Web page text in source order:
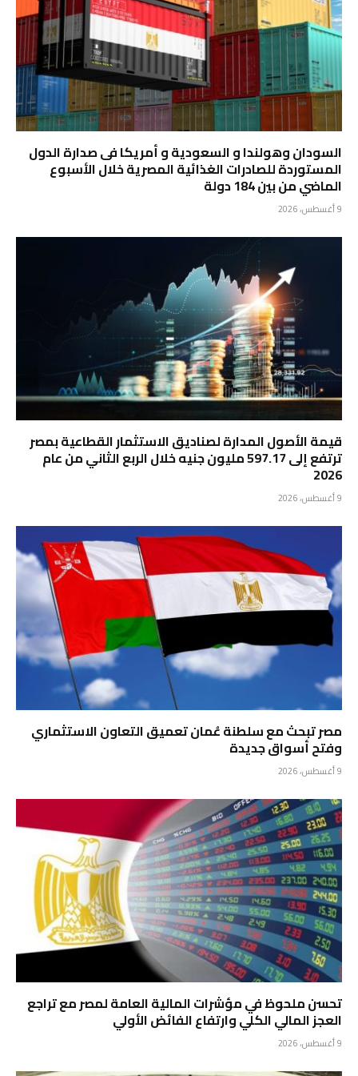
السودان وهولندا و السعودية و أمريكا فى صدارة الدول
المستوردة للصادرات الغذائية المصرية خلال الأسبوع
الماضي من بين 184 دولة
9 أغسطس، 2026
قيمة الأصول المدارة لصناديق الاستثمار القطاعية بمصر
ترتفع إلى 597.17 مليون جنيه خلال الربع الثاني من عام
2026
9 أغسطس، 2026
مصر تبحث مع سلطنة عُمان تعميق التعاون الاستثماري
وفتح أسواق جديدة
9 أغسطس، 2026
تحسن ملحوظ في مؤشرات المالية العامة لمصر مع تراجع
العجز المالي الكلي وارتفاع الفائض الأولي
9 أغسطس، 2026